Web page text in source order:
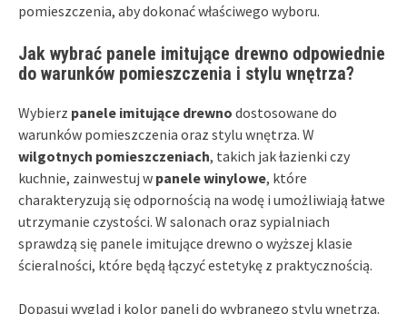
pomieszczenia, aby dokonać właściwego wyboru.
Jak wybrać panele imitujące drewno odpowiednie
do warunków pomieszczenia i stylu wnętrza?
Wybierz panele imitujące drewno dostosowane do
warunków pomieszczenia oraz stylu wnętrza. W
wilgotnych pomieszczeniach, takich jak łazienki czy
kuchnie, zainwestuj w panele winylowe, które
charakteryzują się odpornością na wodę i umożliwiają łatwe
utrzymanie czystości. W salonach oraz sypialniach
sprawdzą się panele imitujące drewno o wyższej klasie
ścieralności, które będą łączyć estetykę z praktycznością.
Dopasuj wygląd i kolor paneli do wybranego stylu wnętrza.